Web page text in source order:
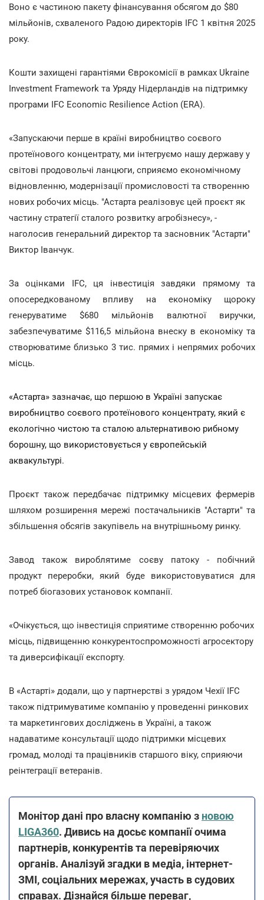
Воно є частиною пакету фінансування обсягом до $80
мільйонів, схваленого Радою директорів IFC 1 квітня 2025
року.
Кошти захищені гарантіями Єврокомісії в рамках Ukraine
Investment Framework та Уряду Нідерландів на підтримку
програми IFC Economic Resilience Action (ERA).
«Запускаючи перше в країні виробництво соєвого
протеїнового концентрату, ми інтегруємо нашу державу у
світові продовольчі ланцюги, сприяємо економічному
відновленню, модернізації промисловості та створенню
нових робочих місць. "Астарта реалізовує цей проєкт як
частину стратегії сталого розвитку агробізнесу», -
наголосив генеральний директор та засновник "Астарти"
Виктор Іванчук.
За оцінками IFC, ця інвестиція завдяки прямому та
опосередкованому впливу на економіку щороку
генеруватиме $680 мільйонів валютної виручки,
забезпечуватиме $116,5 мільйона внеску в економіку та
створюватиме близько 3 тис. прямих і непрямих робочих
місць.
«Астарта» зазначає, що першою в Україні запускає
виробництво соєвого протеїнового концентрату, який є
екологічно чистою та сталою альтернативою рибному
борошну, що використовується у європейській
аквакультурі.
Проєкт також передбачає підтримку місцевих фермерів
шляхом розширення мережі постачальників "Астарти" та
збільшення обсягів закупівель на внутрішньому ринку.
Завод також вироблятиме соєву патоку - побічний
продукт переробки, який буде використовуватися для
потреб біогазових установок компанії.
«Очікується, що інвестиція сприятиме створенню робочих
місць, підвищенню конкурентоспроможності агросектору
та диверсифікації експорту.
В «Астарті» додали, що у партнерстві з урядом Чехії IFC
також підтримуватиме компанію у проведенні ринкових
та маркетингових досліджень в Україні, а також
надаватиме консультації щодо підтримки місцевих
громад, молоді та працівників старшого віку, сприяючи
реінтеграції ветеранів.
Монітор дані про власну компанію з новою
LIGA360. Дивись на досьє компанії очима
партнерів, конкурентів та перевіряючих
органів. Аналізуй згадки в медіа, інтернет-
ЗМІ, соціальних мережах, участь в судових
справах. Дізнайся більше переваг,